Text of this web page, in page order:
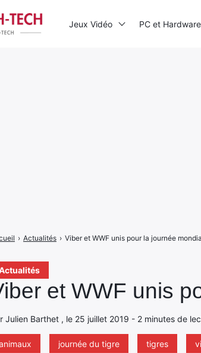
et WWF unis
Julien Barthet , le 25 juillet 2019 - 2 minutes de
journée du tigre tigres
› Actualités › Viber et WWF unis pour la journée
Jeux Vidéo PC et Hardware